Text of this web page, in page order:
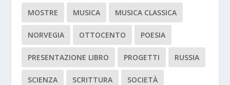
MOSTRE MUSICA MUSICA CLASSICA
NORVEGIA OTTOCENTO POESIA
PRESENTAZIONE LIBRO PROGETTI RUSSIA
SCIENZA SCRITTURA SOCIETÀ